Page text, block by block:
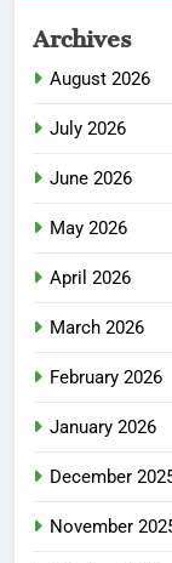
Archives
August 2026
July 2026
June 2026
May 2026
April 2026
March 2026
February 2026
January 2026
December
November